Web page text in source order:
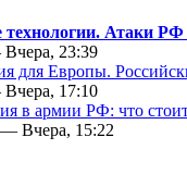
технологии. Атаки
23:39
для Европы.
17:10
в армии РФ: что
— Вчера, 15:22